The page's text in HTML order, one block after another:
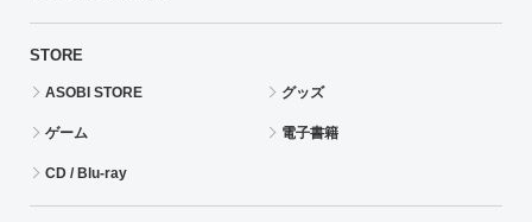
STORE
ASOBI STORE グッズ
ゲーム 電子書籍
CD / Blu-ray